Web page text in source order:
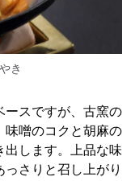
き
ースですが、古窯の
味噌のコクと胡麻の
出します。上品な味
さりと召し上がり